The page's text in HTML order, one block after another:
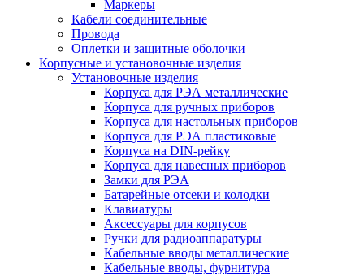
Маркеры
Кабели соединительные
Провода
Оплетки и защитные оболочки
Корпусные и установочные изделия
Установочные изделия
Корпуса для РЭА металлические
Корпуса для ручных приборов
Корпуса для настольных приборов
Корпуса для РЭА пластиковые
Корпуса на DIN-рейку
Корпуса для навесных приборов
Замки для РЭА
Батарейные отсеки и колодки
Клавиатуры
Аксессуары для корпусов
Ручки для радиоаппаратуры
Кабельные вводы металлические
Кабельные вводы, фурнитура